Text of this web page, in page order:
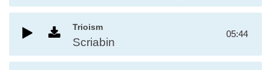
Trioism
Scriabin
05:44